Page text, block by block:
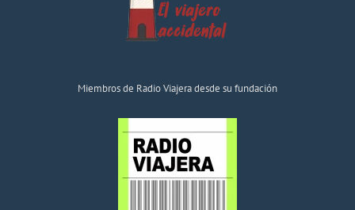
Miembros de Radio Viajera desde su fundación